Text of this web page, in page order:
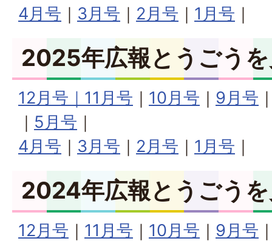
4月号 ｜ 3月号 ｜ 2月号 ｜ 1月号 ｜
2025年広報とうごう
12月号｜ 11月号 ｜ 10月号 ｜ 9月号
｜ 5月号 ｜
4月号 ｜ 3月号 ｜ 2月号 ｜ 1月号 ｜
2024年広報とうごう
12月号 ｜ 11月号 ｜ 10月号 ｜ 9月号